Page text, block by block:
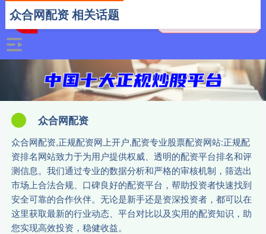
众合网配资
众合网配资,正规配资网上开户,配资专业股票配资网站:正规配
资排名网站致力于为用户提供权威、透明的配资平台排名和评
测信息。我们通过专业的数据分析和严格的审核机制，筛选出
市场上合法合规、口碑良好的配资平台，帮助投资者快速找到
安全可靠的合作伙伴。无论是新手还是资深投资者，都可以在
这里获取最新的行业动态、平台对比以及实用的配资知识，助
您实现高效投资，稳健收益。
众合网配资 相关话题